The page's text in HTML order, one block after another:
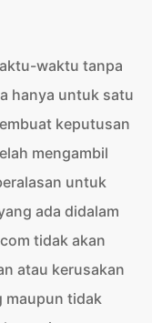
waktu tanpa
hanya untuk satu
keputusan
mengambil
untuk
ada didalam
tidak akan
atau kerusakan
maupun tidak